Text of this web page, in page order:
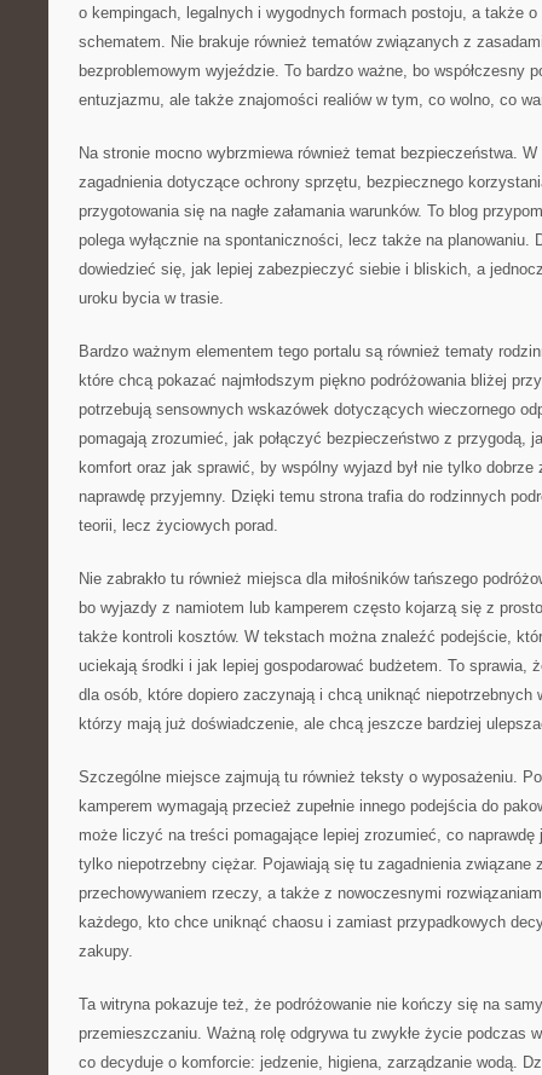
o kempingach, legalnych i wygodnych formach postoju, a także
schematem. Nie brakuje również tematów związanych z
bezproblemowym wyjeździe. To bardzo ważne, bo współczesny
entuzjazmu, ale także znajomości realiów w tym, co wolno, co
Na stronie mocno wybrzmiewa również temat bezpieczeństwa.
zagadnienia dotyczące ochrony sprzętu, bezpiecznego
przygotowania się na nagłe załamania warunków. To blog
polega wyłącznie na spontaniczności, lecz także na planowaniu.
dowiedzieć się, jak lepiej zabezpieczyć siebie i bliskich, a
uroku bycia w trasie.
Bardzo ważnym elementem tego portalu są również tematy
które chcą pokazać najmłodszym piękno podróżowania bliżej
potrzebują sensownych wskazówek dotyczących wieczornego
pomagają zrozumieć, jak połączyć bezpieczeństwo z przygodą,
komfort oraz jak sprawić, by wspólny wyjazd był nie tylko dobrze
naprawdę przyjemny. Dzięki temu strona trafia do rodzinnych
teorii, lecz życiowych porad.
Nie zabrakło tu również miejsca dla miłośników tańszego
bo wyjazdy z namiotem lub kamperem często kojarzą się z
także kontroli kosztów. W tekstach można znaleźć podejście,
uciekają środki i jak lepiej gospodarować budżetem. To sprawia,
dla osób, które dopiero zaczynają i chcą uniknąć niepotrzebnych
którzy mają już doświadczenie, ale chcą jeszcze bardziej
Szczególne miejsce zajmują tu również teksty o wyposażeniu.
kamperem wymagają przecież zupełnie innego podejścia do
może liczyć na treści pomagające lepiej zrozumieć, co
tylko niepotrzebny ciężar. Pojawiają się tu zagadnienia związane
przechowywaniem rzeczy, a także z nowoczesnymi
każdego, kto chce uniknąć chaosu i zamiast przypadkowych
zakupy.
Ta witryna pokazuje też, że podróżowanie nie kończy się na
przemieszczaniu. Ważną rolę odgrywa tu zwykłe życie podczas
co decyduje o komforcie: jedzenie, higiena, zarządzanie wodą.